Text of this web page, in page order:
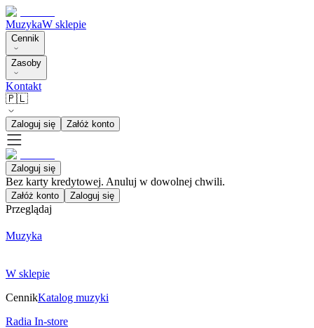
MuzykaW sklepie
Cennik
Zasoby
Kontakt
🇵🇱
Zaloguj się Załóż konto
Zaloguj się
Bez karty kredytowej. Anuluj w dowolnej chwili.
Załóż konto Zaloguj się
Przeglądaj
Muzyka
W sklepie
CennikKatalog muzyki
Radia In-store